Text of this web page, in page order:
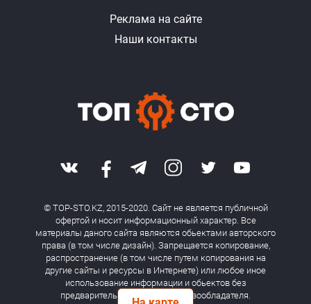
Реклама на сайте
Наши контакты
© TOP-STO.KZ, 2015-2020. Сайт не является публичной
офертой и носит информационный характер. Все
материалы даного сайта являются обьектами авторского
права (в том числе дизайн). Запрещается копирование,
распространение (в том числе путем копирования на
другие сайты и ресурсы в Интернете) или любое иное
использование информации и обьектов без
предварительного согласия правообладателя.